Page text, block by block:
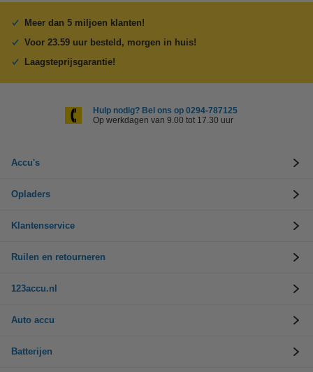
Meer dan 5 miljoen klanten!
Voor 23.59 uur besteld, morgen in huis!
Laagsteprijsgarantie!
Hulp nodig? Bel ons op 0294-787125
Op werkdagen van 9.00 tot 17.30 uur
Accu's
Opladers
Klantenservice
Ruilen en retourneren
123accu.nl
Auto accu
Batterijen